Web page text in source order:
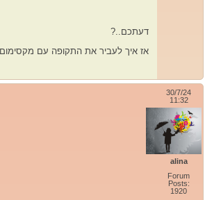
דעתכם..?
אז איך לעביר את התקופה עם מקסימום
30/7/24
11:32
alina
Forum
Posts:
1920